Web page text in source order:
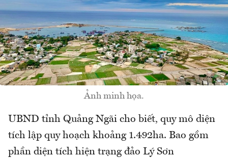
Ảnh minh họa.
UBND tỉnh Quảng Ngãi cho biết, quy mô diện
tích lập quy hoạch khoảng 1.492ha. Bao gồm
phần diện tích hiện trạng đảo Lý Sơn